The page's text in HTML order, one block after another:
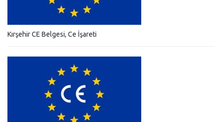
Kırşehir CE Belgesi, Ce İşareti